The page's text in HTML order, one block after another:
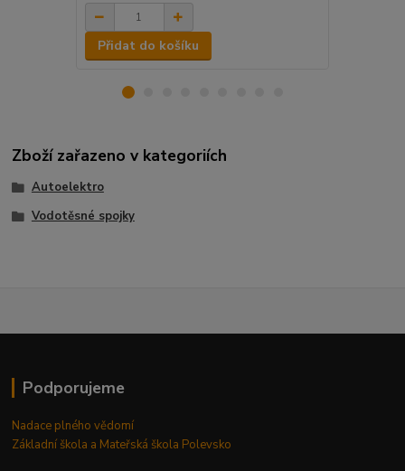
Přidat do košíku
Zboží zařazeno v kategoriích
Autoelektro
Vodotěsné spojky
Podporujeme
Nadace plného vědomí
Základní škola a Mateřská škola Polevsko